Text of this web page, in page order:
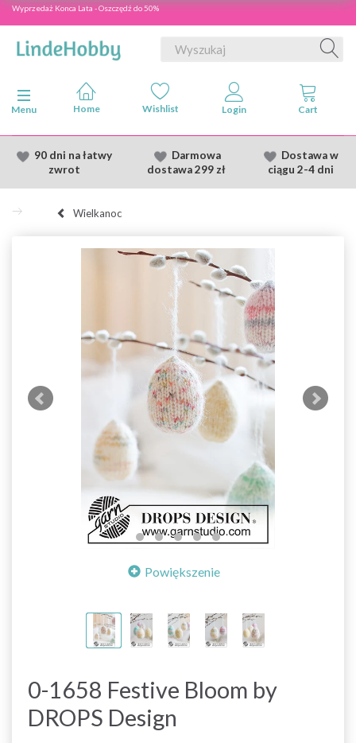
Wyprzedaż Konca Lata - Oszczędź do 50%
Przełącz nawigację
Menu
90 dni na łatwy
zwrot
Darmowa
dostawa299 zł
Dostawaw
ciągu 2-4 dni
Wielkanoc
Powiększenie
0-1658 Festive Bloom by
DROPS Design